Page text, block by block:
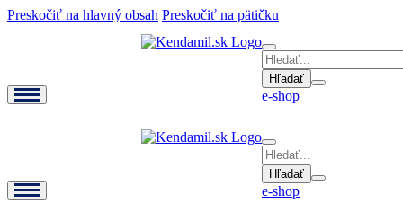
Preskočiť na hlavný obsah Preskočiť na pätičku
Hľadať
e-shop
Hľadať
e-shop